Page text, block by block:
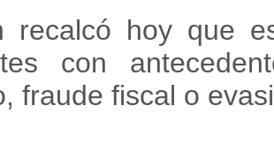
recalcó hoy que
con
fraude fiscal o